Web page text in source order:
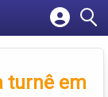
turnê em